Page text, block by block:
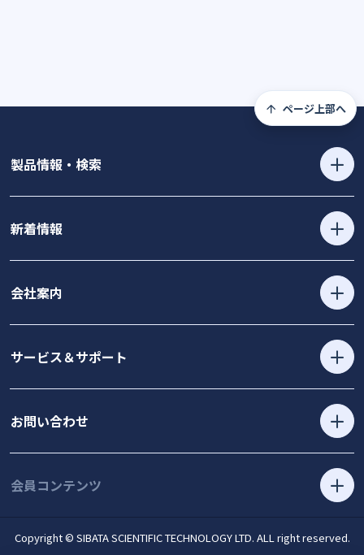
ページ上部へ
製品情報・検索
新着情報
会社案内
サービス＆サポート
お問い合わせ
会員コンテンツ
Copyright © SIBATA SCIENTIFIC TECHNOLOGY LTD. ALL right reserved.